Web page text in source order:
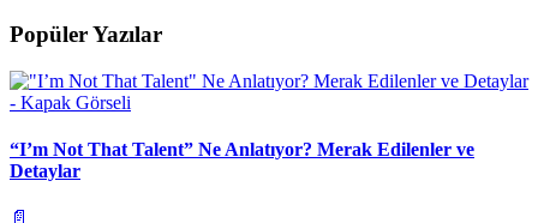
Popüler Yazılar
“I’m Not That Talent” Ne Anlatıyor? Merak Edilenler ve
Detaylar
📄